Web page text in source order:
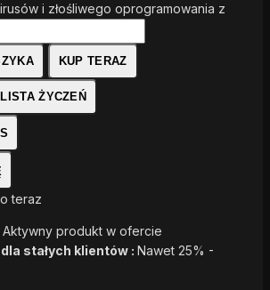
i złośliwego oprogramowania z
KUP TERAZ
LISTA ŻYCZEŃ
teraz
Aktywny produkt w ofercie
stałych klientów : Nawet 25% -